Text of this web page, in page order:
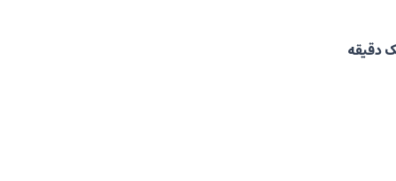
هل را به مدت یک دقیقه